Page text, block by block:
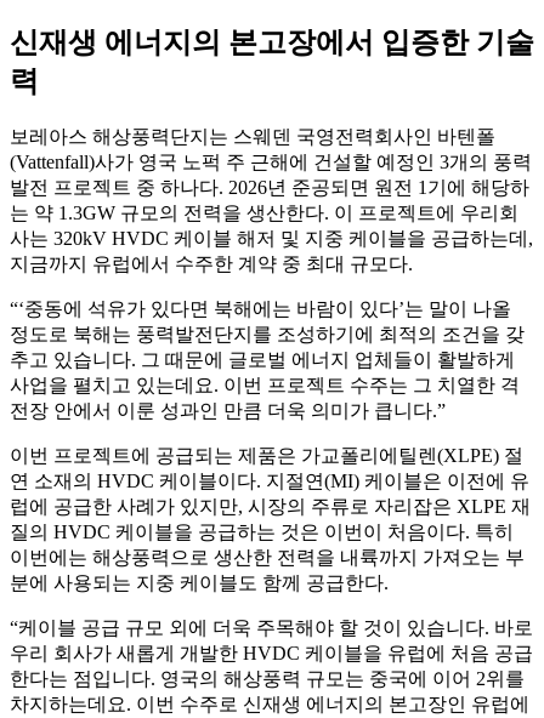
신재생 에너지의 본고장에서 입증한 기술
력
보레아스 해상풍력단지는 스웨덴 국영전력회사인 바텐폴
(Vattenfall)사가 영국 노퍽 주 근해에 건설할 예정인 3개의 풍력
발전 프로젝트 중 하나다. 2026년 준공되면 원전 1기에 해당하
는 약 1.3GW 규모의 전력을 생산한다. 이 프로젝트에 우리회
사는 320kV HVDC 케이블 해저 및 지중 케이블을 공급하는데,
지금까지 유럽에서 수주한 계약 중 최대 규모다.
“‘중동에 석유가 있다면 북해에는 바람이 있다’는 말이 나올
정도로 북해는 풍력발전단지를 조성하기에 최적의 조건을 갖
추고 있습니다. 그 때문에 글로벌 에너지 업체들이 활발하게
사업을 펼치고 있는데요. 이번 프로젝트 수주는 그 치열한 격
전장 안에서 이룬 성과인 만큼 더욱 의미가 큽니다.”
이번 프로젝트에 공급되는 제품은 가교폴리에틸렌(XLPE) 절
연 소재의 HVDC 케이블이다. 지절연(MI) 케이블은 이전에 유
럽에 공급한 사례가 있지만, 시장의 주류로 자리잡은 XLPE 재
질의 HVDC 케이블을 공급하는 것은 이번이 처음이다. 특히
이번에는 해상풍력으로 생산한 전력을 내륙까지 가져오는 부
분에 사용되는 지중 케이블도 함께 공급한다.
“케이블 공급 규모 외에 더욱 주목해야 할 것이 있습니다. 바로
우리 회사가 새롭게 개발한 HVDC 케이블을 유럽에 처음 공급
한다는 점입니다. 영국의 해상풍력 규모는 중국에 이어 2위를
차지하는데요. 이번 수주로 신재생 에너지의 본고장인 유럽에